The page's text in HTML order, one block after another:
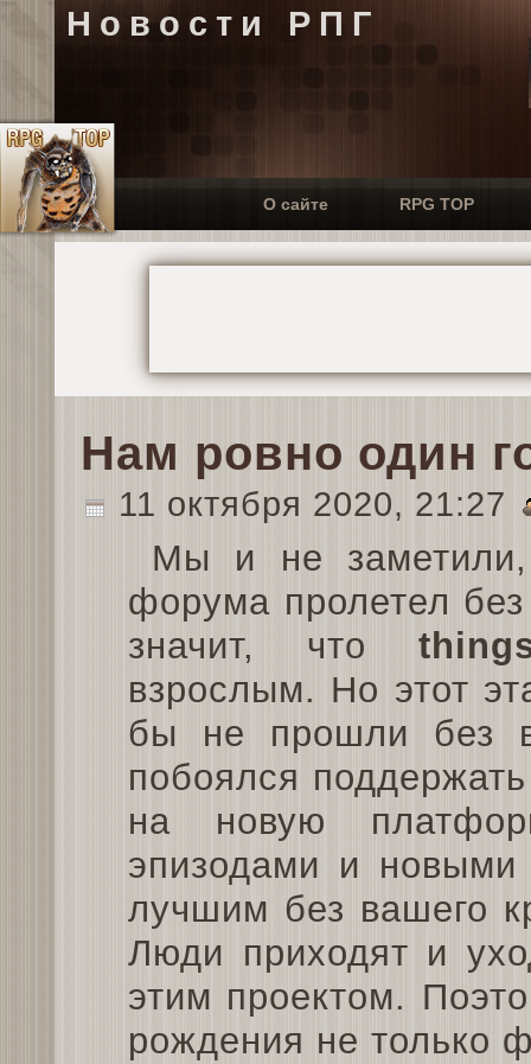
Новости РПГ
О сайте RPG TOP
Нам ровно один
11 октября 2020, 21:27
Мы и не
форума пролетел
значит, что
взрослым. Но этот
бы не прошли без
побоялся
на новую
эпизодами и
лучшим без вашего
Люди приходят и
этим проектом.
рождения не только